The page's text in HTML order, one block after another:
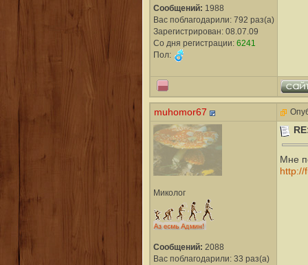
Сообщений: 1988
Вас поблагодарили: 792 раз(а)
Зарегистрирован: 08.07.09
Со дня регистрации: 6241
Пол:
muhomor67
Миколог
Сообщений: 2088
Вас поблагодарили: 33 раз(а)
Мне
http://